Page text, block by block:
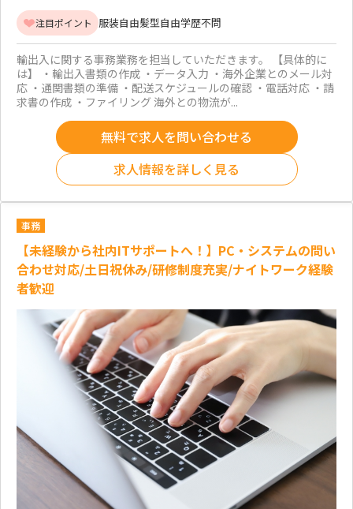
注目ポイント 服装自由髪型自由学歴不問
輸出入に関する事務業務を担当していただきます。 【具体的に
は】 ・輸出入書類の作成 ・データ入力 ・海外企業とのメール対
応 ・通関書類の準備 ・配送スケジュールの確認 ・電話対応 ・請
求書の作成 ・ファイリング 海外との物流が...
無料で求人を問い合わせる
求人情報を詳しく見る
事務
【未経験から社内ITサポートへ！】PC・システムの問い
合わせ対応/土日祝休み/研修制度充実/ナイトワーク経験
者歓迎